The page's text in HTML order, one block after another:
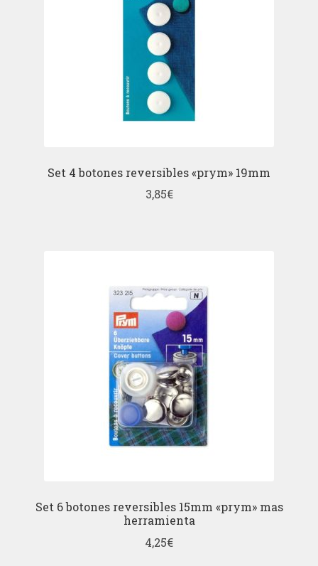
Set 4 botones reversibles «prym» 19mm
3,85€
Set 6 botones reversibles 15mm «prym» mas
herramienta
4,25€